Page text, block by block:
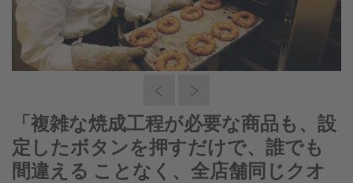
「SelfCookingCenter®5 Sensesでは、
温度の微調整がしやすいので、希望の
焼き色にする ことがとても簡単で